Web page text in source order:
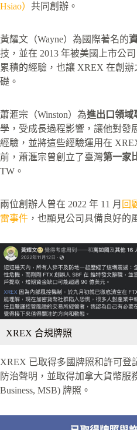
Hsiao） 共同創辦。
黃耀文（Wayne）為國際著名的
技，並在 2013 年被美國上市公
累積的經驗，也讓 XREX 在創
礎。
蕭滙宗（Winston）為進出口領域
學，受成長過程影響，讓他對發
經驗，並將這些經驗運用在
前，蕭滙宗曾創立了臺灣第一家
TW。
兩位創辦人曾在 2022 年 11 月 回
雷事件 ，也顯見公司具備良好的
XREX 合規牌照
XREX 已取得多國牌照和許可登
防治聲明，並取得加拿大貨幣服
Business, MSB) 牌照。